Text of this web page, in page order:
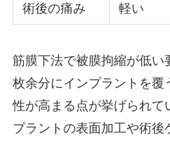
術後の痛み 軽い
筋膜下法で被膜拘縮が低い
枚余分にインプラントを覆
性が高まる点が挙げられて
プラントの表面加工や術後